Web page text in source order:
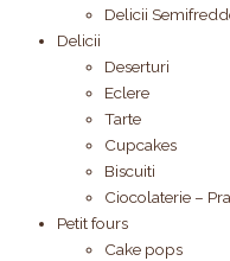
Delicii
Delicii
Deserturi
Eclere
Tarte
Cupcakes
Biscuiti
Ciocolaterie –
Petit fours
Cake pops